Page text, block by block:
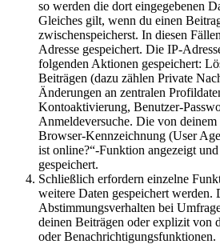
so werden die dort eingegebenen
Gleiches gilt, wenn du einen
zwischenspeicherst. In diesen
Adresse gespeichert. Die IP-
folgenden Aktionen gespeichert:
Beiträgen (dazu zählen Private
Änderungen an zentralen
Kontoaktivierung, Benutzer-
Anmeldeversuche. Die von
Browser-Kennzeichnung (User
ist online?“-Funktion angezeigt
gespeichert.
Schließlich erfordern einzelne
weitere Daten gespeichert werden.
Abstimmungsverhalten bei
deinen Beiträgen oder explizit von
oder Benachrichtigungsfunktionen.